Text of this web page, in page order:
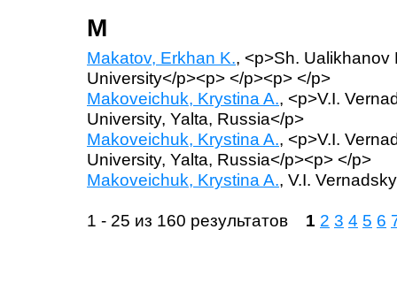
M
Makatov, Erkhan K., <p>Sh. Ualikhanov
University</p><p> </p><p> </p>
Makoveichuk, Krystina A., <p>V.I.
University, Yalta, Russia</p>
Makoveichuk, Krystina A., <p>V.I.
University, Yalta, Russia</p><p> </p>
Makoveichuk, Krystina A., V.I.
1 - 25 из 160 результатов 1 2 3 4 5 6